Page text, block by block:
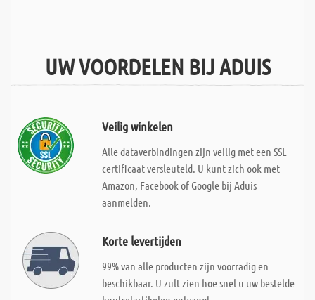
UW VOORDELEN BIJ ADUIS
Veilig winkelen
Alle dataverbindingen zijn veilig met een SSL
certificaat versleuteld. U kunt zich ook met
Amazon, Facebook of Google bij Aduis
aanmelden.
Korte levertijden
99% van alle producten zijn voorradig en
beschikbaar. U zult zien hoe snel u uw bestelde